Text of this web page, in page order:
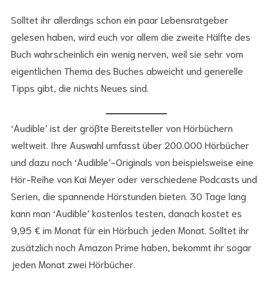
Solltet ihr allerdings schon ein paar Lebensratgeber
gelesen haben, wird euch vor allem die zweite Hälfte des
Buch wahrscheinlich ein wenig nerven, weil sie sehr vom
eigentlichen Thema des Buches abweicht und generelle
Tipps gibt, die nichts Neues sind.
‘Audible’ ist der größte Bereitsteller von Hörbüchern
weltweit. Ihre Auswahl umfasst über 200.000 Hörbücher
und dazu noch ‘Audible’-Originals von beispielsweise eine
Hör-Reihe von Kai Meyer oder verschiedene Podcasts und
Serien, die spannende Hörstunden bieten. 30 Tage lang
kann man ‘Audible’ kostenlos testen, danach kostet es
9,95 € im Monat für ein Hörbuch jeden Monat. Solltet ihr
zusätzlich noch Amazon Prime haben, bekommt ihr sogar
jeden Monat zwei Hörbücher.